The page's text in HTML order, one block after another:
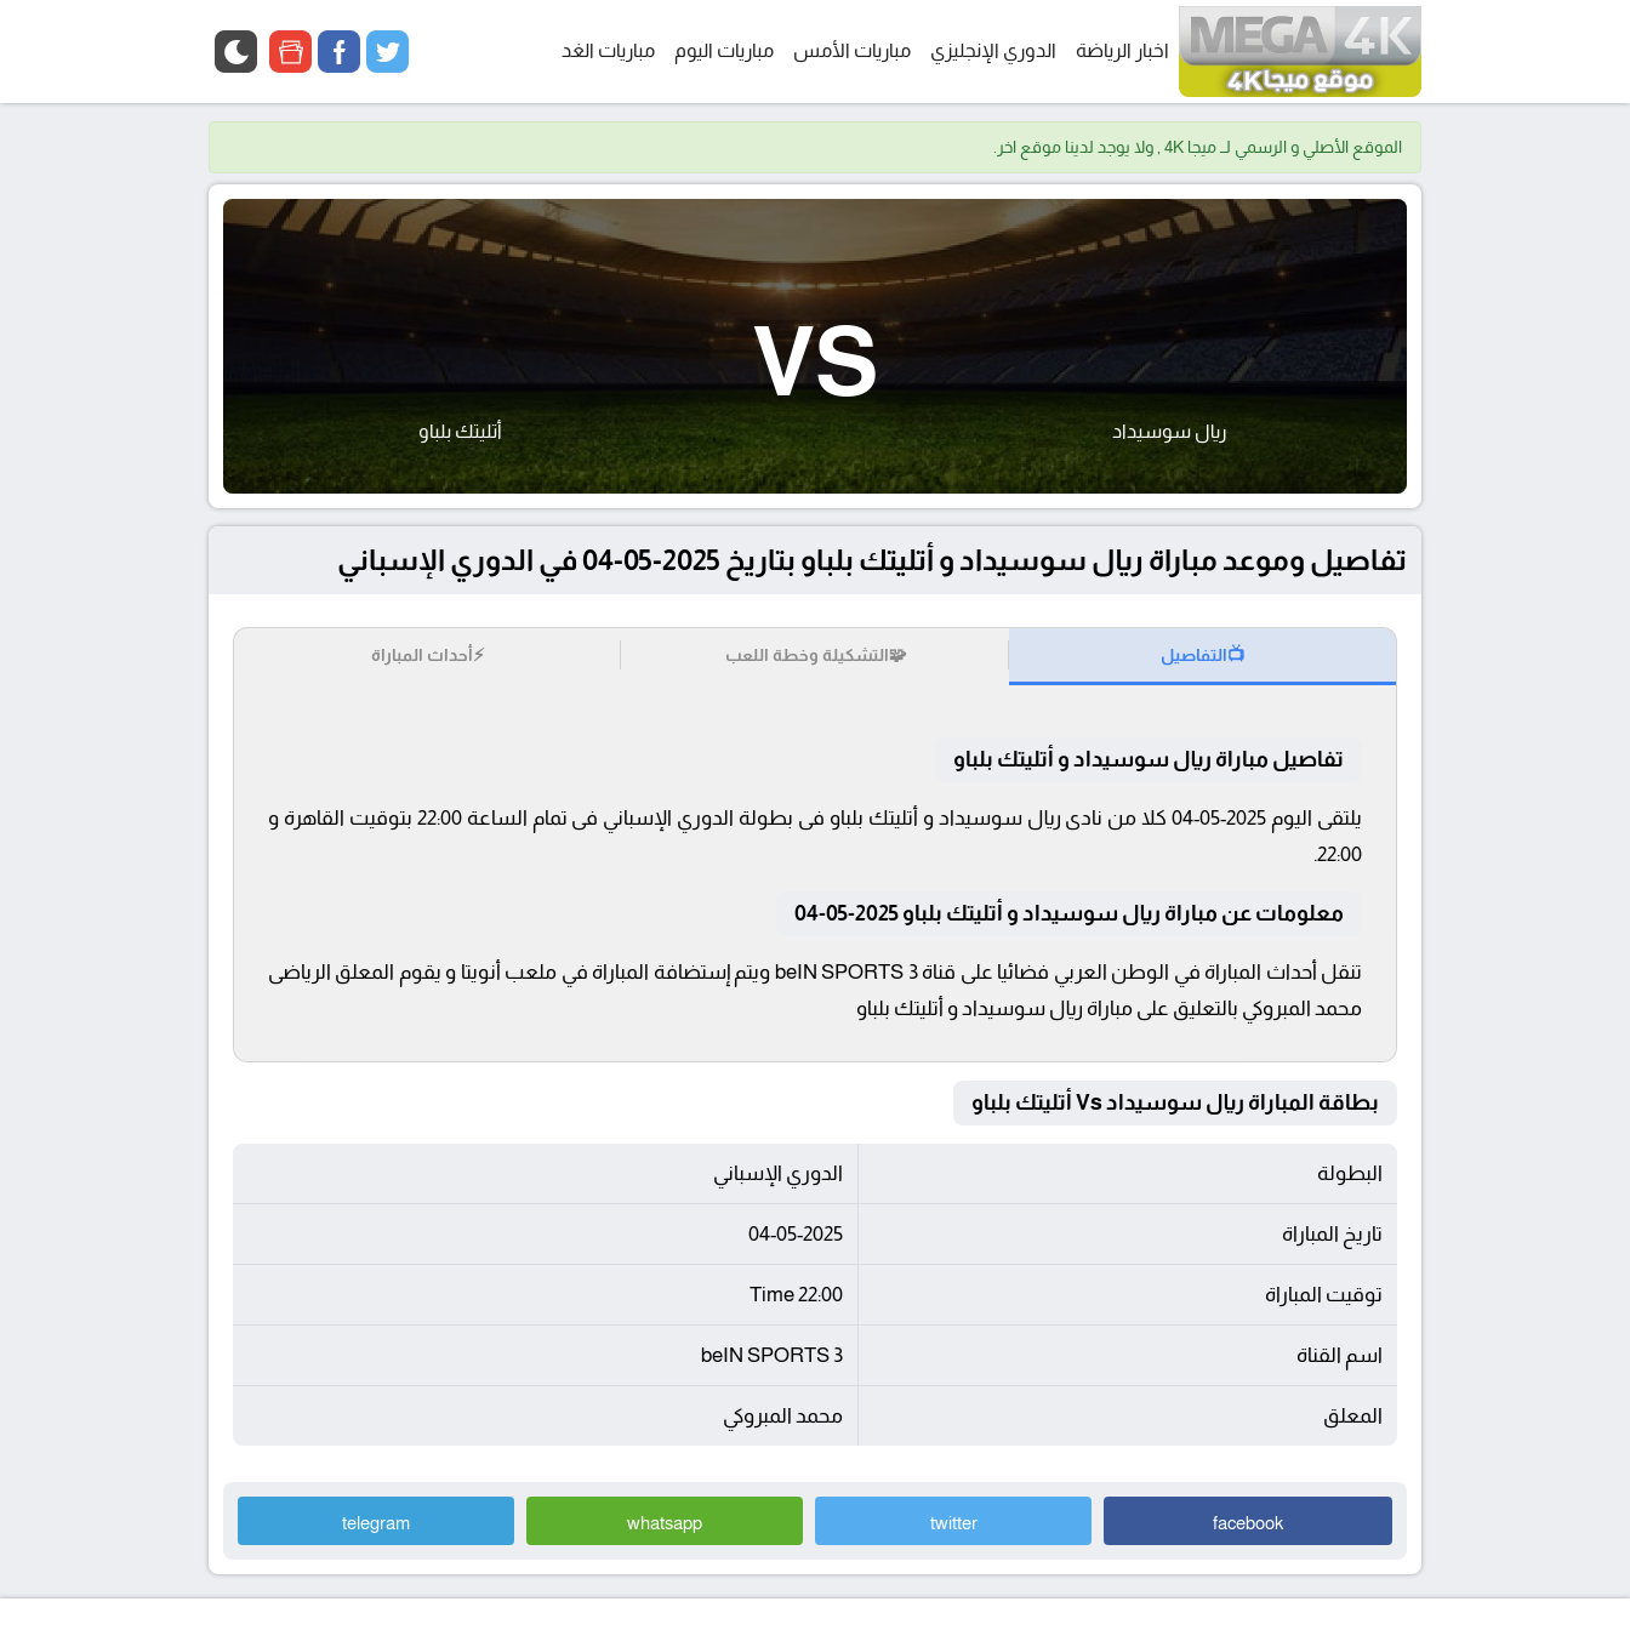
اخبار الرياضة الدوري الإنجليزي مباريات الأمس مباريات اليوم مباريات الغد twitter
facebook
google
الموقع الأصلي و الرسمي لــ ميجا 4K , ولا يوجد لدينا موقع اخر.
ريال سوسيداد
VS
أتليتك بلباو
تفاصيل وموعد مباراة ريال سوسيداد و أتليتك بلباو بتاريخ 2025-05-04 في الدوري الإسباني
📺التفاصيل 🧩التشكيلة وخطة اللعب ⚡أحداث المباراة
تفاصيل مباراة ريال سوسيداد و أتليتك بلباو
يلتقى اليوم 2025-05-04 كلا من نادى ريال سوسيداد و أتليتك بلباو فى بطولة الدوري الإسباني فى تمام الساعة 22:00 بتوقيت القاهرة و
22:00.
معلومات عن مباراة ريال سوسيداد و أتليتك بلباو 2025-05-04
تنقل أحداث المباراة في الوطن العربي فضائيا على قناة beIN SPORTS 3 ويتم إستضافة المباراة في ملعب أنويتا و يقوم المعلق الرياضى
محمد المبروكي بالتعليق على مباراة ريال سوسيداد و أتليتك بلباو
بطاقة المباراة ريال سوسيداد Vs أتليتك بلباو
البطولة الدوري الإسباني
تاريخ المباراة 04-05-2025
توقيت المباراة 22:00 Time
اسم القناة beIN SPORTS 3
المعلق محمد المبروكي
facebook
twitter
whatsapp
telegram